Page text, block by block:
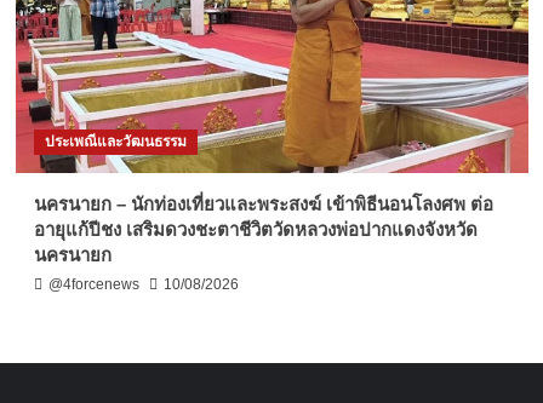
ประเพณีและวัฒนธรรม
นครนายก – นักท่องเที่ยวและพระสงฆ์ เข้าพิธีนอนโลงศพ ต่อ
อายุแก้ปีชง เสริมดวงชะตาชีวิตวัดหลวงพ่อปากแดงจังหวัด
นครนายก
@4forcenews 10/08/2026